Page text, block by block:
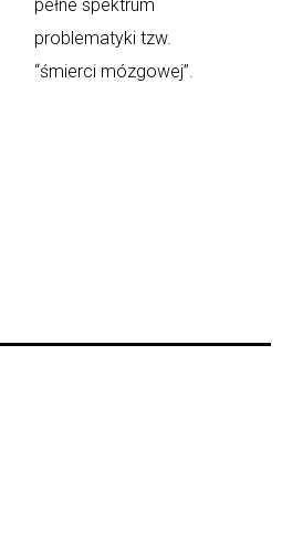
pełne spektrum
problematyki tzw.
“śmierci mózgowej”.